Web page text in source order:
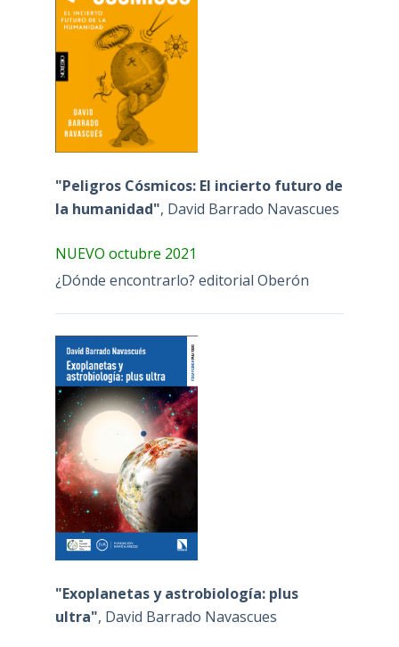
"Peligros Cósmicos: El incierto futuro de
la humanidad", David Barrado Navascues
NUEVO octubre 2021
¿Dónde encontrarlo? editorial Oberón
"Exoplanetas y astrobiología: plus
ultra", David Barrado Navascues